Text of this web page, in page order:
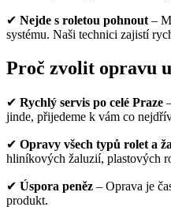
✔ Nejde s roletou pohnout –
systému. Naši technici zajistí
Proč zvolit opravu
✔ Rychlý servis po celé Praze
jinde, přijedeme k vám co
✔ Opravy všech typů rolet a
hliníkových žaluzií, plastových
✔ Úspora peněz – Oprava je
produkt.